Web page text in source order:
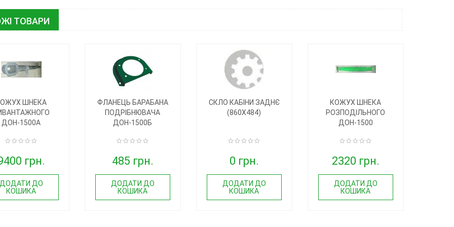
ТОВАРИ
ШНЕКА
ДОН-1500А
грн.
ДОДАТИ ДО
КОШИКА
ФЛАНЕЦЬ БАРАБАНА
ПОДРІБНЮВАЧА
ДОН-1500Б
485 грн.
ДОДАТИ ДО
КОШИКА
СКЛО КАБІНИ ЗАДНЄ
(860Х484)
0 грн.
ДОДАТИ ДО
КОШИКА
КОЖУХ ШНЕКА
РОЗПОДІЛЬНОГО
ДОН-1500
2320 грн.
ДОДАТИ ДО
КОШИКА